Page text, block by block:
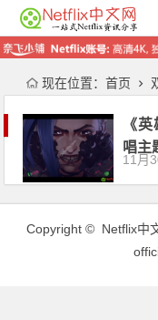
现在位置： 首页
《
唱主
11月
Copyright © Netflix中